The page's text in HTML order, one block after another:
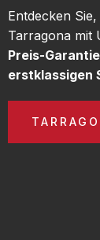
Entdecken
Tarragona mit
Preis-Garantie
erstklassigen